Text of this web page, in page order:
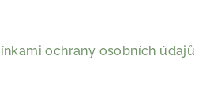
ochrany osobních údajů